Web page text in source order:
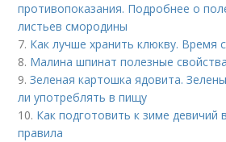
противопоказания. Подробнее о
листьев смородины
7. Как лучше хранить клюкву. Время
8. Малина шпинат полезные
9.Зеленая картошка ядовита.
ли употреблять в пищу
10. Как подготовить к зиме девичий
правила